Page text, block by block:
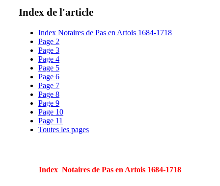
Index de l'article
Index Notaires de Pas en Artois 1684-1718
Page 2
Page 3
Page 4
Page 5
Page 6
Page 7
Page 8
Page 9
Page 10
Page 11
Toutes les pages
Index Notaires de Pas en Artois 1684-1718